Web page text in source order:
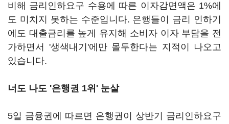
비해 금리인하요구 수용에 따른 이자감면액은 1%에
도 미치지 못하는 수준입니다. 은행들이 금리 인하기
에도 대출금리를 높게 유지해 소비자 이자 부담을 전
가하면서 '생색내기'에만 몰두한다는 지적이 나오고
있습니다.
너도 나도 '은행권 1위' 눈살
5일 금융권에 따르면 은행권이 상반기 금리인하요구